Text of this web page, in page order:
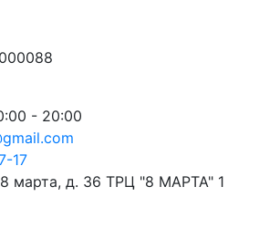
- 20:00
17
8 марта, д. 36 ТРЦ "8 МАРТА" 1